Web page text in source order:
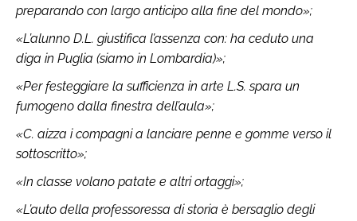
preparando con largo anticipo alla fine del mondo»;
«L’alunno D.L. giustifica l’assenza con: ha ceduto una
diga in Puglia (siamo in Lombardia)»;
«Per festeggiare la sufficienza in arte L.S. spara un
fumogeno dalla finestra dell’aula»;
«C. aizza i compagni a lanciare penne e gomme verso il
sottoscritto»;
«In classe volano patate e altri ortaggi»;
«L’auto della professoressa di storia è bersaglio degli